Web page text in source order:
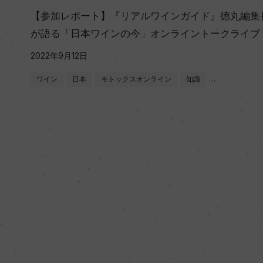
【参加レポート】『リアルワインガイド』徳丸編集
が語る「日本ワインの今」オンライントークライブ
2022年9月12日
ワイン 日本 モトックスオンライン 知識 …